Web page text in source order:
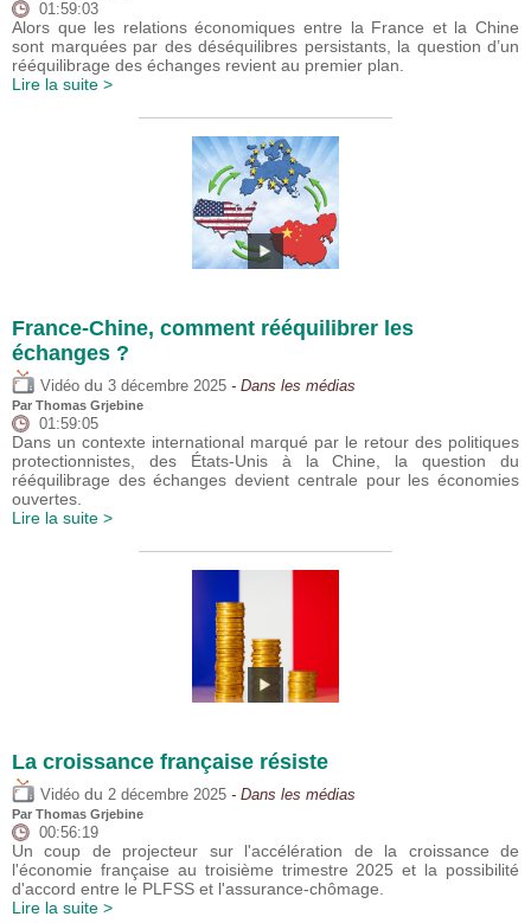
01:59:03
Alors que les relations économiques entre la France et la Chine
sont marquées par des déséquilibres persistants, la question d’un
rééquilibrage des échanges revient au premier plan.
Lire la suite >
France-Chine, comment rééquilibrer les
échanges ?
Vidéo du 3 décembre 2025 - Dans les médias
Par Thomas Grjebine
01:59:05
Dans un contexte international marqué par le retour des politiques
protectionnistes, des États-Unis à la Chine, la question du
rééquilibrage des échanges devient centrale pour les économies
ouvertes.
Lire la suite >
La croissance française résiste
Vidéo du 2 décembre 2025 - Dans les médias
Par Thomas Grjebine
00:56:19
Un coup de projecteur sur l'accélération de la croissance de
l'économie française au troisième trimestre 2025 et la possibilité
d'accord entre le PLFSS et l'assurance-chômage.
Lire la suite >